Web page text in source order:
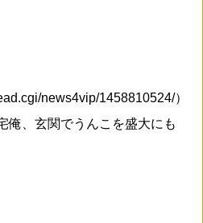
news4vip/1458810524/）
俺、玄関でうんこを盛大にも